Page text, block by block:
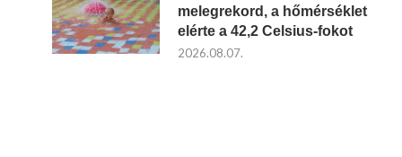
melegrekord, a hőmérséklet
elérte a 42,2 Celsius-fokot
2026.08.07.